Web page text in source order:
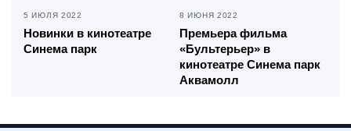
5 ИЮЛЯ 2022
Новинки в кинотеатре
Синема парк
8 ИЮНЯ 2022
Премьера фильма
«Бультерьер» в
кинотеатре Синема парк
Аквамолл